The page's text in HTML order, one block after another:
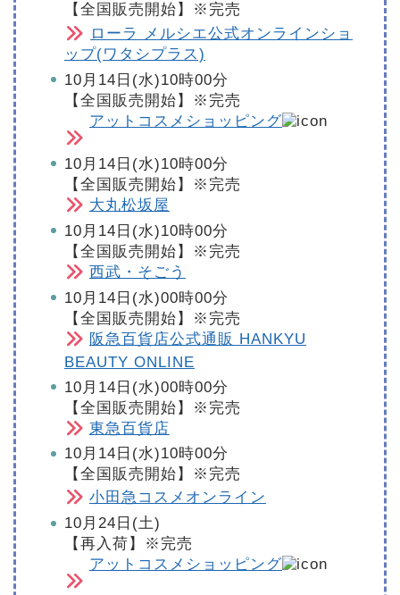
【全国販売開始】※完売
ローラ メルシエ公式オンラインショ
ップ(ワタシプラス)
10月14日(水)10時00分
【全国販売開始】※完売
アットコスメショッピング
10月14日(水)10時00分
【全国販売開始】※完売
大丸松坂屋
10月14日(水)10時00分
【全国販売開始】※完売
西武・そごう
10月14日(水)00時00分
【全国販売開始】※完売
阪急百貨店公式通販 HANKYU
BEAUTY ONLINE
10月14日(水)00時00分
【全国販売開始】※完売
東急百貨店
10月14日(水)10時00分
【全国販売開始】※完売
小田急コスメオンライン
10月24日(土)
【再入荷】※完売
アットコスメショッピング